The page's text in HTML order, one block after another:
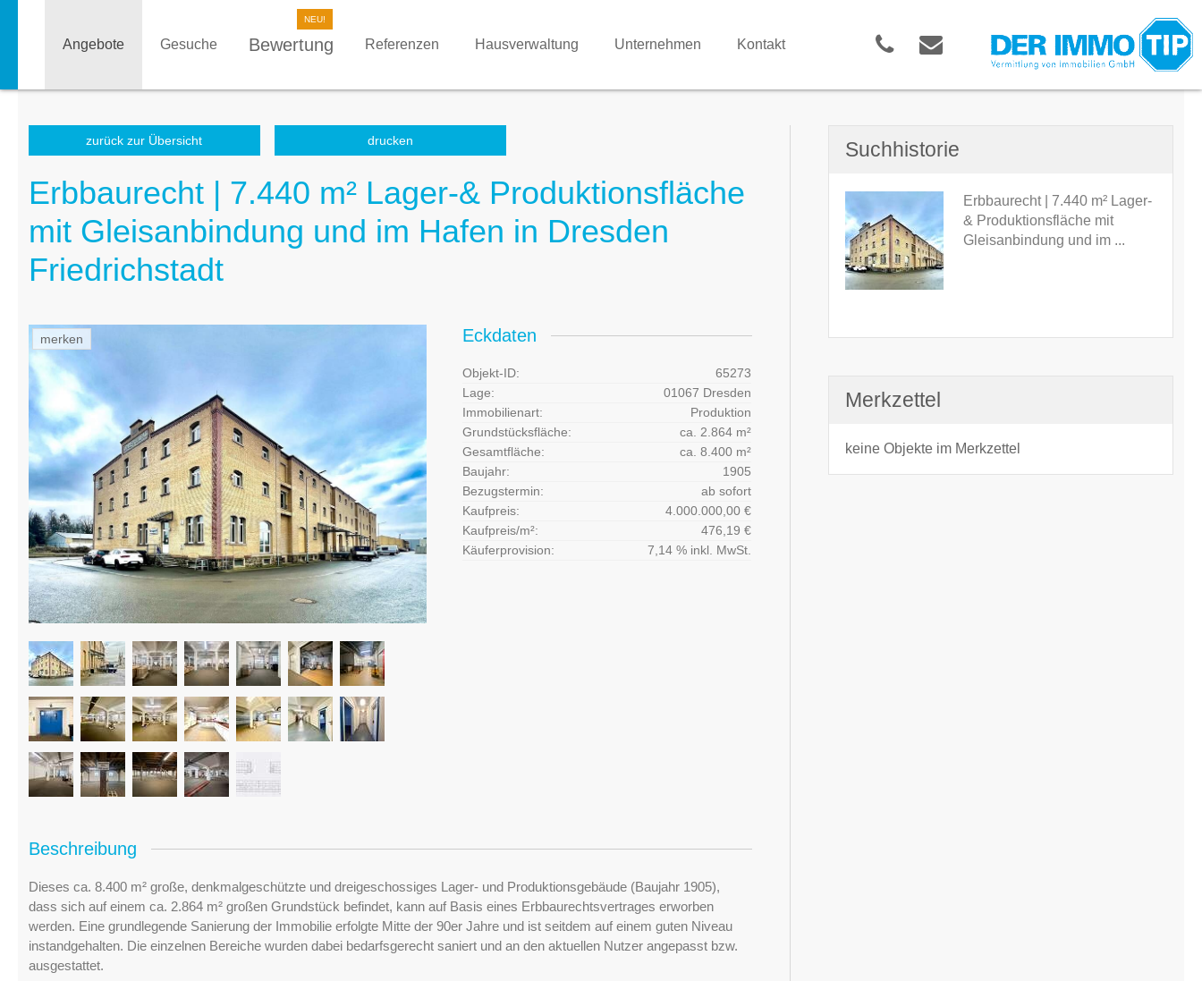
Angebote Gesuche Bewertung Referenzen Hausverwaltung Unternehmen Kontakt
zurück zur Übersicht drucken
Erbbaurecht | 7.440 m² Lager-& Produktionsfläche
mit Gleisanbindung und im Hafen in Dresden
Friedrichstadt
merken Eckdaten
Objekt-ID:
65273
Lage:
01067 Dresden
Immobilienart:
Produktion
Grundstücksfläche:
ca. 2.864 m²
Gesamtfläche:
ca. 8.400 m²
Baujahr:
1905
Bezugstermin:
ab sofort
Kaufpreis:
4.000.000,00 €
Kaufpreis/m²:
476,19 €
Käuferprovision:
7,14 % inkl. MwSt.
Beschreibung
Dieses ca. 8.400 m² große, denkmalgeschützte und dreigeschossiges Lager- und Produktionsgebäude (Baujahr 1905),
dass sich auf einem ca. 2.864 m² großen Grundstück befindet, kann auf Basis eines Erbbaurechtsvertrages erworben
werden. Eine grundlegende Sanierung der Immobilie erfolgte Mitte der 90er Jahre und ist seitdem auf einem guten Niveau
instandgehalten. Die einzelnen Bereiche wurden dabei bedarfsgerecht saniert und an den aktuellen Nutzer angepasst bzw.
ausgestattet.
Suchhistorie
Erbbaurecht | 7.440 m² Lager-
& Produktionsfläche mit
Gleisanbindung und im ...
Merkzettel
keine Objekte im Merkzettel